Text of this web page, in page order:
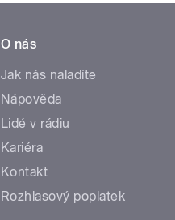
O nás
Jak nás naladíte
Nápověda
Lidé v rádiu
Kariéra
Kontakt
Rozhlasový poplatek